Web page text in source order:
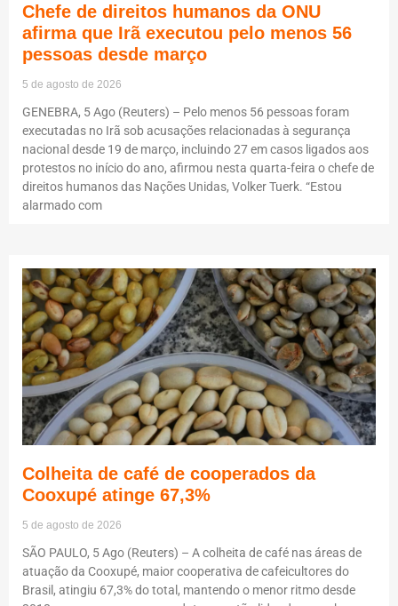
Chefe de direitos humanos da ONU
afirma que Irã executou pelo menos 56
pessoas desde março
5 de agosto de 2026
GENEBRA, 5 Ago (Reuters) – Pelo menos 56 pessoas foram
executadas no Irã sob acusações relacionadas à segurança
nacional desde 19 de março, incluindo 27 em casos ligados aos
protestos no início do ano, afirmou nesta quarta-feira o chefe de
direitos humanos das Nações Unidas, Volker Tuerk. “Estou
alarmado com
Colheita de café de cooperados da
Cooxupé atinge 67,3%
5 de agosto de 2026
SÃO PAULO, 5 Ago (Reuters) – A colheita de café nas áreas de
atuação da Cooxupé, maior cooperativa de cafeicultores do
Brasil, atingiu 67,3% do total, mantendo o menor ritmo desde